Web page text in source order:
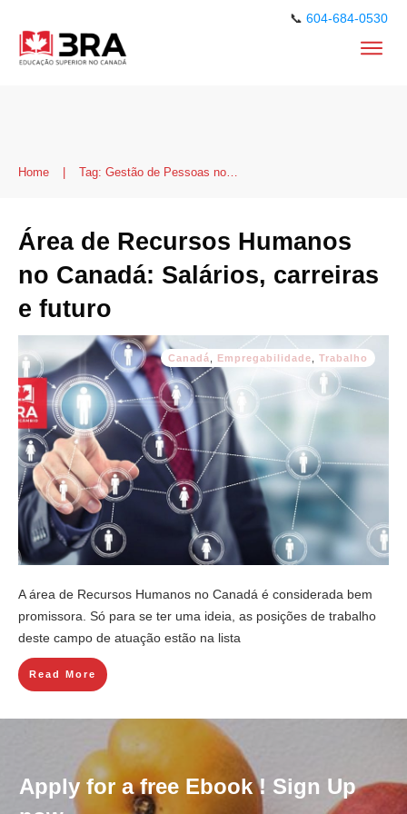
📞 604-684-0530
Home |
Área de Recursos Humanos
no Canadá: Salários, carreiras
e futuro
Canadá Empregabilidade Trabalho
A área de Recursos Humanos no Canadá é considerada bem
promissora. Só para se ter uma ideia, as posições de trabalho
deste campo de atuação estão na lista
Read More
Apply for a free Ebook ! Sign Up